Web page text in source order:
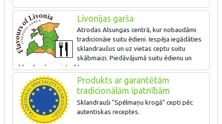
Livonijas garša
Atrodas Alsungas centrā, kur nobaudāmi
tradicionāie suitu ēdieni. Iespēja iegādāties
sklandraušus un uz vietas ceptu suitu
skābmaizi. Piedāvājumā suitu ēdienu un
sklandraušu meistarklases.
Produkts ar garantētām
tradicionālām īpatnībām
Sklandrauši "Spēlmaņu krogā" cepti pēc
autentiskas receptes.